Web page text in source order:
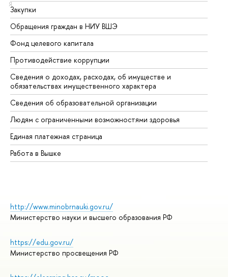
Я
Закупки
Обращения граждан в НИУ ВШЭ
Фонд целевого капитала
Противодействие коррупции
Сведения о доходах, расходах, об имуществе и
обязательствах имущественного характера
Сведения об образовательной организации
Людям с ограниченными возможностями здоровья
Единая платежная страница
Работа в Вышке
http://www.minobrnauki.gov.ru/
Министерство науки и высшего образования РФ
https://edu.gov.ru/
Министерство просвещения РФ